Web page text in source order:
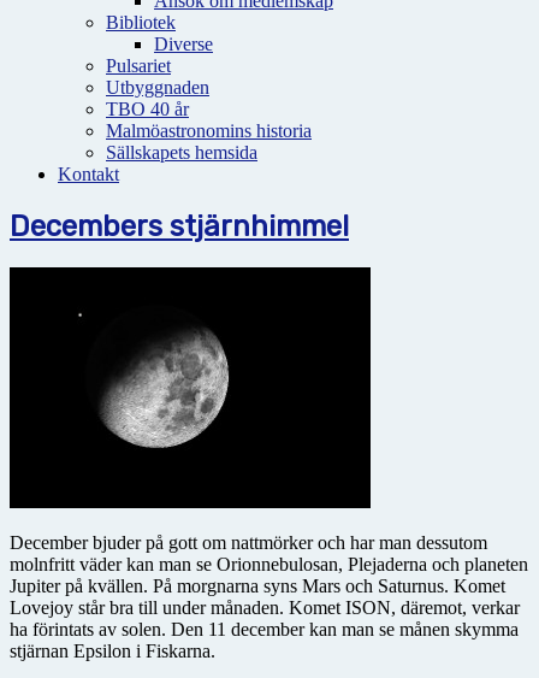
Bibliotek
Diverse
Pulsariet
Utbyggnaden
TBO 40 år
Malmöastronomins historia
Sällskapets hemsida
Kontakt
Decembers stjärnhimmel
December bjuder på gott om nattmörker och har man dessutom
molnfritt väder kan man se Orionnebulosan, Plejaderna och planeten
Jupiter på kvällen. På morgnarna syns Mars och Saturnus. Komet
Lovejoy står bra till under månaden. Komet ISON, däremot, verkar
ha förintats av solen. Den 11 december kan man se månen skymma
stjärnan Epsilon i Fiskarna.